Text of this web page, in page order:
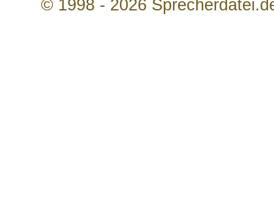
© 1998 - 2026